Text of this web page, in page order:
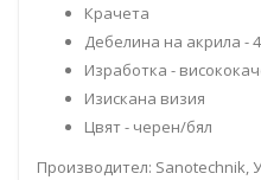
Крачета
Дебелина на акрила -
Изработка -
Изискана визия
Цвят - черен/бял
Производител: Sanotechnik,